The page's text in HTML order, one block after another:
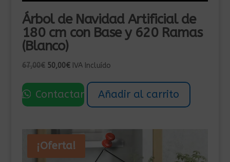
Árbol de Navidad Artificial de
180 cm con Base y 620 Ramas
(Blanco)
67,00€ El
original
era:
50,00€El
actual
es:
IVA Incluído
Contactar Añadir al carrito
¡Oferta!